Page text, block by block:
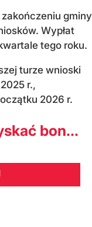
gminy
Wypłat
tego roku.
turze wnioski
r.,
2026 r.
bon...